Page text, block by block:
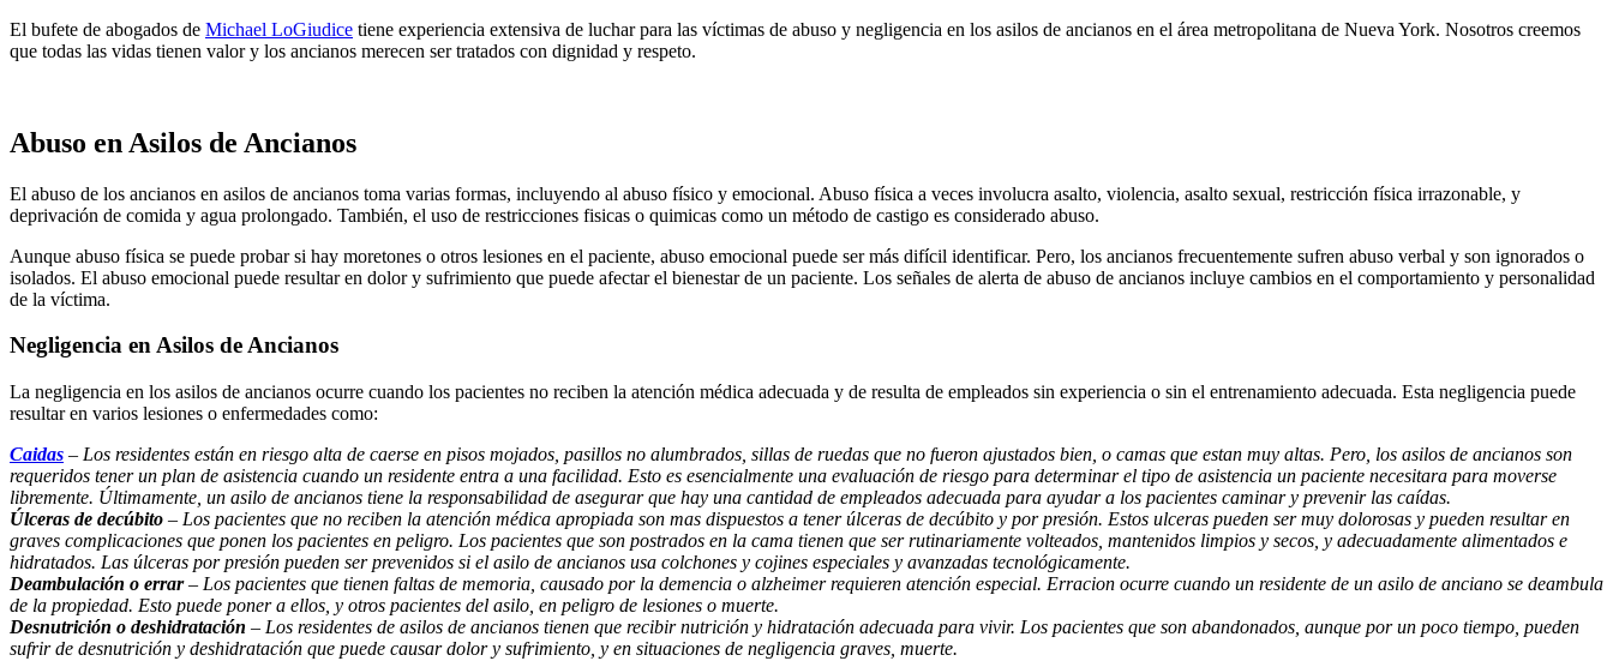
El bufete de abogados de Michael LoGiudice tiene experiencia extensiva de luchar para las víctimas de abuso y negligencia en los asilos de ancianos en el área metropolitana de Nueva York. Nosotros creemos
que todas las vidas tienen valor y los ancianos merecen ser tratados con dignidad y respeto.
Abuso en Asilos de Ancianos
El abuso de los ancianos en asilos de ancianos toma varias formas, incluyendo al abuso físico y emocional. Abuso física a veces involucra asalto, violencia, asalto sexual, restricción física irrazonable, y
deprivación de comida y agua prolongado. También, el uso de restricciones fisicas o quimicas como un método de castigo es considerado abuso.
Aunque abuso física se puede probar si hay moretones o otros lesiones en el paciente, abuso emocional puede ser más difícil identificar. Pero, los ancianos frecuentemente sufren abuso verbal y son ignorados o
isolados. El abuso emocional puede resultar en dolor y sufrimiento que puede afectar el bienestar de un paciente. Los señales de alerta de abuso de ancianos incluye cambios en el comportamiento y personalidad
de la víctima.
Negligencia en Asilos de Ancianos
La negligencia en los asilos de ancianos ocurre cuando los pacientes no reciben la atención médica adecuada y de resulta de empleados sin experiencia o sin el entrenamiento adecuada. Esta negligencia puede
resultar en varios lesiones o enfermedades como:
Caidas – Los residentes están en riesgo alta de caerse en pisos mojados, pasillos no alumbrados, sillas de ruedas que no fueron ajustados bien, o camas que estan muy altas. Pero, los asilos de ancianos son
requeridos tener un plan de asistencia cuando un residente entra a una facilidad. Esto es esencialmente una evaluación de riesgo para determinar el tipo de asistencia un paciente necesitara para moverse
libremente. Últimamente, un asilo de ancianos tiene la responsabilidad de asegurar que hay una cantidad de empleados adecuada para ayudar a los pacientes caminar y prevenir las caídas.
Úlceras de decúbito – Los pacientes que no reciben la atención médica apropiada son mas dispuestos a tener úlceras de decúbito y por presión. Estos ulceras pueden ser muy dolorosas y pueden resultar en
graves complicaciones que ponen los pacientes en peligro. Los pacientes que son postrados en la cama tienen que ser rutinariamente volteados, mantenidos limpios y secos, y adecuadamente alimentados e
hidratados. Las úlceras por presión pueden ser prevenidos si el asilo de ancianos usa colchones y cojines especiales y avanzadas tecnológicamente.
Deambulación o errar– Los pacientes que tienen faltas de memoria, causado por la demencia o alzheimer requieren atención especial. Erracion ocurre cuando un residente de un asilo de anciano se deambula
de la propiedad. Esto puede poner a ellos, y otros pacientes del asilo, en peligro de lesiones o muerte.
Desnutrición o deshidratación – Los residentes de asilos de ancianos tienen que recibir nutrición y hidratación adecuada para vivir. Los pacientes que son abandonados, aunque por un poco tiempo, pueden
sufrir de desnutrición y deshidratación que puede causar dolor y sufrimiento, y en situaciones de negligencia graves, muerte.